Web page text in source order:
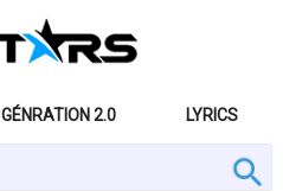
GÉNRATION 2.0 LYRICS